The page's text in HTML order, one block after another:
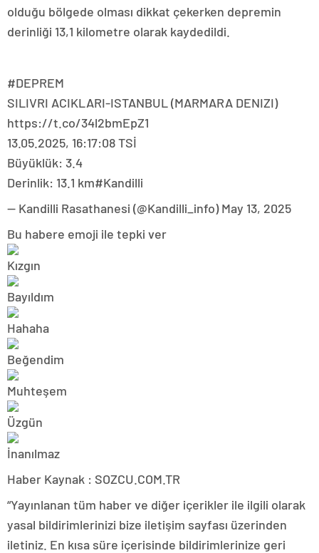
olduğu bölgede olması dikkat çekerken depremin
derinliği 13,1 kilometre olarak kaydedildi.
#DEPREM
SILIVRI ACIKLARI-ISTANBUL (MARMARA DENIZI)
https://t.co/34l2bmEpZ1
13.05.2025, 16:17:08 TSİ
Büyüklük: 3.4
Derinlik: 13.1 km#Kandilli
— Kandilli Rasathanesi (@Kandilli_info) May 13, 2025
Bu habere emoji ile tepki ver
Haber Kaynak : SOZCU.COM.TR
“Yayınlanan tüm haber ve diğer içerikler ile ilgili olarak
yasal bildirimlerinizi bize iletişim sayfası üzerinden
iletiniz. En kısa süre içerisinde bildirimlerinize geri